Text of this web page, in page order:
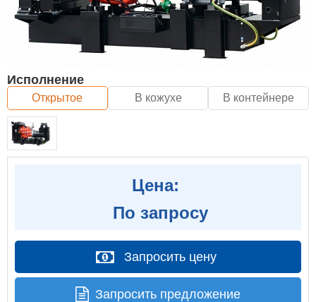
Исполнение
Открытое В кожухе В контейнере
Цена:
По запросу
Запросить цену
Запросить предложение